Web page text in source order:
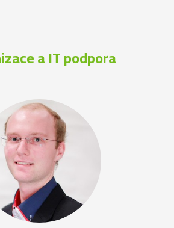
a IT podpora